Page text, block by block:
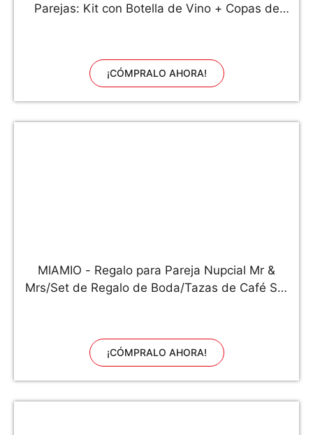
Parejas: Kit con Botella de Vino + Copas de
dedicatoria
¡CÓMPRALO AHORA!
MIAMIO - Regalo para Pareja Nupcial Mr &
Mrs/Set de Regalo de Boda/Tazas de Café Set
¡CÓMPRALO AHORA!